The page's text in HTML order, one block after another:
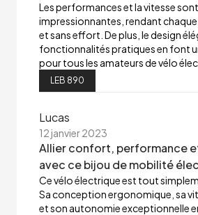
Les performances et la vitesse sont
impressionnantes, rendant
et sans effort. De plus, le design
fonctionnalités pratiques en font
pour tous les amateurs de vélo
LEB 890
Lucas
12 janvier 2023
Allier confort, performance
avec ce bijou de mobilité
Ce vélo électrique est tout
Sa conception ergonomique, sa
et son autonomie exceptionnelle